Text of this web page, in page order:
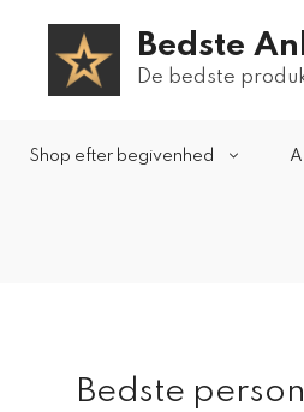
Bedste
De bedste
Shop efter begivenhed
Bedste